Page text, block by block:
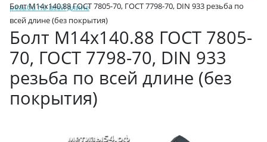
резьба по всей длине
Болт М14х140.88 ГОСТ 7805-70, ГОСТ 7798-70, DIN 933 резьба по
всей длине (без покрытия)
Болт М14х140.88 ГОСТ 7805-
70, ГОСТ 7798-70, DIN 933
резьба по всей длине (без
покрытия)